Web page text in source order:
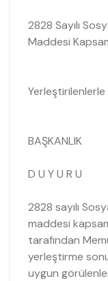
2828 Sayılı
Maddesi
BAŞKANLIK
​D U Y U R U​
​2828 sayılı
maddesi
tarafından
yerleştirme
uygun